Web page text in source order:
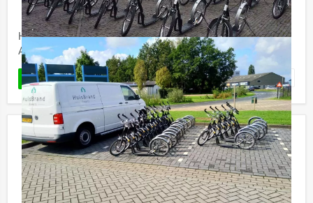
Holland Tour Guides laat u de leukste plekjes van
Almere ontdekken, met de speurtocht door de stad.
LEES MEER Favoriet
De Grote Sportquiz In Nijmegen
Vanaf€ 27,50 p.p. excl. BTW
Vanaf 12 personen ‐ 2 uur